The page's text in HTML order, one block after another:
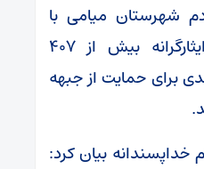
شهرستان میامی با
مشارکت گسترده و ایثارگرانه بیش از ۴۰۷
برای حمایت از جبهه
خداپسندانه بیان کرد: